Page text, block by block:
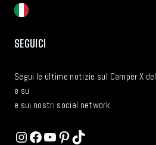
SEGUICI
Segui le ultime notizie sul Camper X del
e su
e sui nostri social network
Instagram
Facebook
YouTube
Pinterest
TikTok